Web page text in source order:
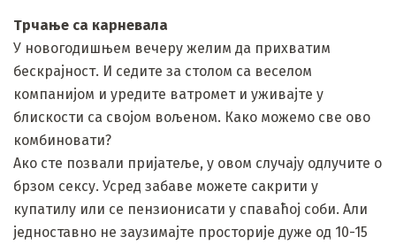
Трчање са карневала
У новогодишњем вечеру желим да прихватим
бескрајност. И седите за столом са веселом
компанијом и уредите ватромет и уживајте у
блискости са својом вољеном. Како можемо све ово
комбиновати?
Ако сте позвали пријатеље, у овом случају одлучите о
брзом сексу. Усред забаве можете сакрити у
купатилу или се пензионисати у спаваћој соби. Али
једноставно не заузимајте просторије дуже од 10-15